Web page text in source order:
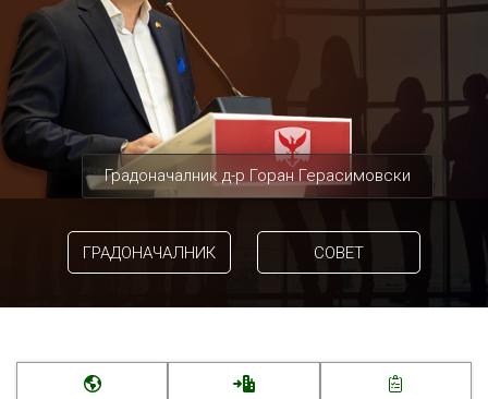
Градоначалник д-р Горан Герасимовски
ГРАДОНАЧАЛНИК СОВЕТ